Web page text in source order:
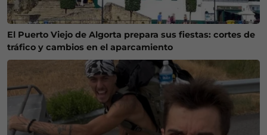
El Puerto Viejo de Algorta prepara sus fiestas: cortes de
tráfico y cambios en el aparcamiento